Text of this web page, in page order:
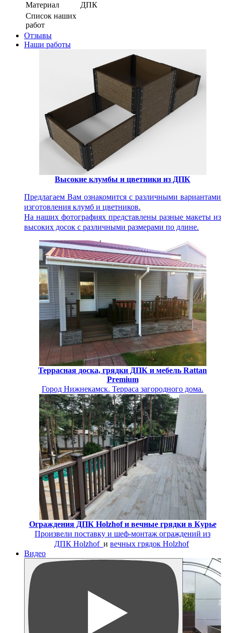
Материал
ДПК
Список наших
работ
Отзывы
Наши работы
Высокие клумбы и цветники из ДПК
Предлагаем Вам ознакомится с различными вариантами
изготовления клумб и цветников.
На наших фотографиях представлены разные макеты из
высоких досок с различными размерами по длине.
Террасная доска, грядки ДПК и мебель Rattan
Premium
Город Нижнекамск. Терраса загородного дома.
Ограждения ДПК Holzhof и вечные грядки в Курье
Произвели поставку и шеф-монтаж ограждений из
ДПК Holzhof и вечных грядок Holzhof
Видео